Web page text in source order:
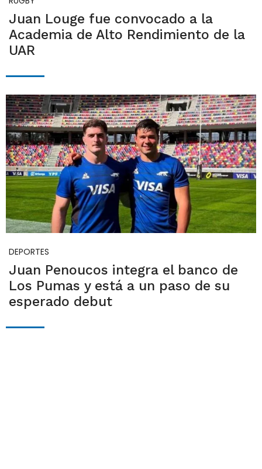
Juan Louge fue convocado a la
Academia de Alto Rendimiento de la
UAR
DEPORTES
Juan Penoucos integra el banco de
Los Pumas y está a un paso de su
esperado debut